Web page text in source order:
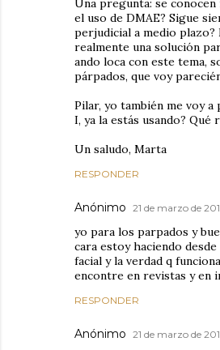
Una pregunta: se
el uso de DMAE? Sigue
perjudicial a medio plazo?
realmente una solución
ando loca con este tema,
párpados, que voy
Pilar, yo también me voy
I, ya la estás usando? Qué
Un saludo, Marta
RESPONDER
Anónimo 21 de marzo de
yo para los parpados y
cara estoy haciendo
facial y la verdad q
encontre en revistas y en
RESPONDER
Anónimo 21 de marzo de